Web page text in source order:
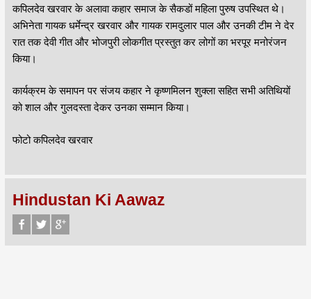
कपिलदेव खरवार के अलावा कहार समाज के सैकडों महिला पुरुष उपस्थित थे।
अभिनेता गायक धर्मेन्द्र खरवार और गायक रामदुलार पाल और उनकी टीम ने देर
रात तक देवी गीत और भोजपुरी लोकगीत प्रस्तुत कर लोगों का भरपूर मनोरंजन
किया।
कार्यक्रम के समापन पर संजय कहार ने कृष्णमिलन शुक्ला सहित सभी अतिथियों
को शाल और गुलदस्ता देकर उनका सम्मान किया।
फोटो कपिलदेव खरवार
Hindustan Ki Aawaz